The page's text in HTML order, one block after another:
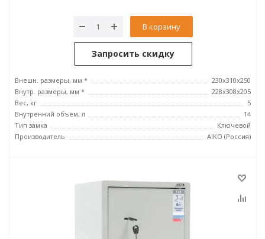
В корзину
Запросить скидку
Внешн. размеры, мм *
230x310x250
Внутр. размеры, мм *
228x308x205
Вес, кг
5
Внутренний объем, л
14
Тип замка
Ключевой
Производитель
AIKO (Россия)